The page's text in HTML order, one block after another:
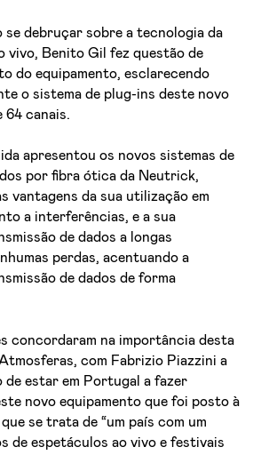
se debruçar sobre a tecnologia da
vivo, Benito Gil fez questão de
do equipamento, esclarecendo
o sistema de plug-ins deste novo
64 canais.
apresentou os novos sistemas de
por fibra ótica da Neutrick,
vantagens da sua utilização em
a interferências, e a sua
de dados a longas
perdas, acentuando a
de dados de forma
concordaram na importância desta
com Fabrizio Piazzini a
de estar em Portugal a fazer
novo equipamento que foi posto à
se trata de “um país com um
de espetáculos ao vivo e festivais